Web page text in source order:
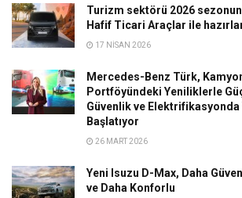
Turizm sektörü 2026
Hafif Ticari Araçlar ile
17 NISAN 2026
Mercedes-Benz Türk,
Portföyündeki Yeniliklerle
Güvenlik ve Elektrifikasyonda
Başlatıyor
26 MART 2026
Yeni Isuzu D-Max, Daha
ve Daha Konforlu